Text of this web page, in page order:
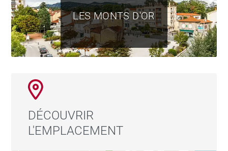
LES MONTS D'OR
DÉCOUVRIR
L'EMPLACEMENT